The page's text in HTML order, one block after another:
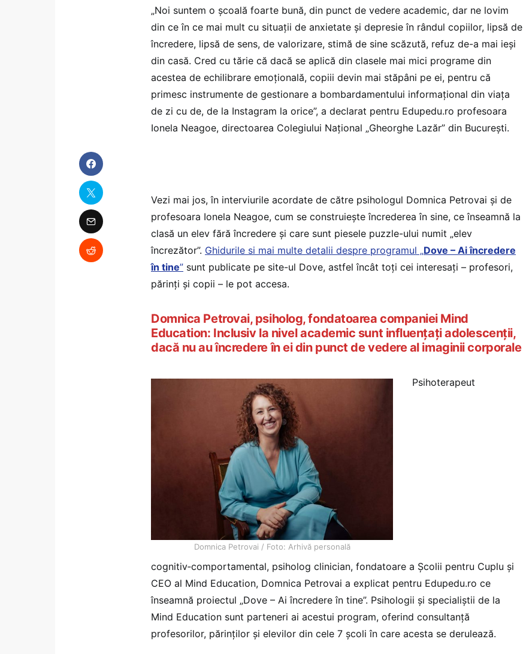
„Noi suntem o școală foarte bună, din punct de vedere academic, dar ne lovim
din ce în ce mai mult cu situații de anxietate și depresie în rândul copiilor, lipsă de
încredere, lipsă de sens, de valorizare, stimă de sine scăzută, refuz de-a mai ieși
din casă. Cred cu tărie că dacă se aplică din clasele mai mici programe din
acestea de echilibrare emoțională, copiii devin mai stăpâni pe ei, pentru că
primesc instrumente de gestionare a bombardamentului informațional din viața
de zi cu de, de la Instagram la orice”, a declarat pentru Edupedu.ro profesoara
Ionela Neagoe, directoarea Colegiului Național „Gheorghe Lazăr” din București.
Vezi mai jos, în interviurile acordate de către psihologul Domnica Petrovai și de
profesoara Ionela Neagoe, cum se construiește încrederea în sine, ce înseamnă la
clasă un elev fără încredere și care sunt piesele puzzle-ului numit „elev
încrezător”. Ghidurile si mai multe detalii despre programul „Dove – Ai încredere
în tine” sunt publicate pe site-ul Dove, astfel încât toți cei interesați – profesori,
părinți și copii – le pot accesa.
Domnica Petrovai, psiholog, fondatoarea companiei Mind
Education: Inclusiv la nivel academic sunt influențați adolescenții,
dacă nu au încredere în ei din punct de vedere al imaginii corporale
Domnica Petrovai / Foto: Arhivă personală
Psihoterapeut
cognitiv‑comportamental, psiholog clinician, fondatoare a Școlii pentru Cuplu și
CEO al Mind Education, Domnica Petrovai a explicat pentru Edupedu.ro ce
înseamnă proiectul „Dove – Ai încredere în tine”. Psihologii și specialiștii de la
Mind Education sunt parteneri ai acestui program, oferind consultanță
profesorilor, părinților și elevilor din cele 7 școli în care acesta se derulează.